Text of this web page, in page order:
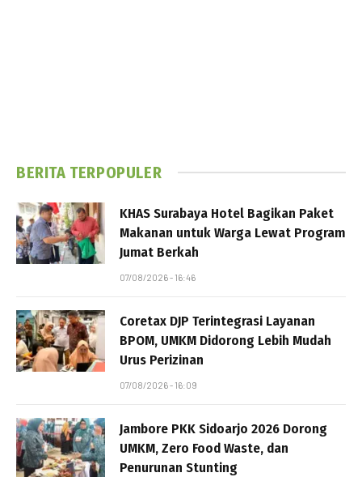
BERITA TERPOPULER
KHAS Surabaya Hotel Bagikan Paket
Makanan untuk Warga Lewat Program
Jumat Berkah
07/08/2026 - 16:46
Coretax DJP Terintegrasi Layanan
BPOM, UMKM Didorong Lebih Mudah
Urus Perizinan
07/08/2026 - 16:09
Jambore PKK Sidoarjo 2026 Dorong
UMKM, Zero Food Waste, dan
Penurunan Stunting